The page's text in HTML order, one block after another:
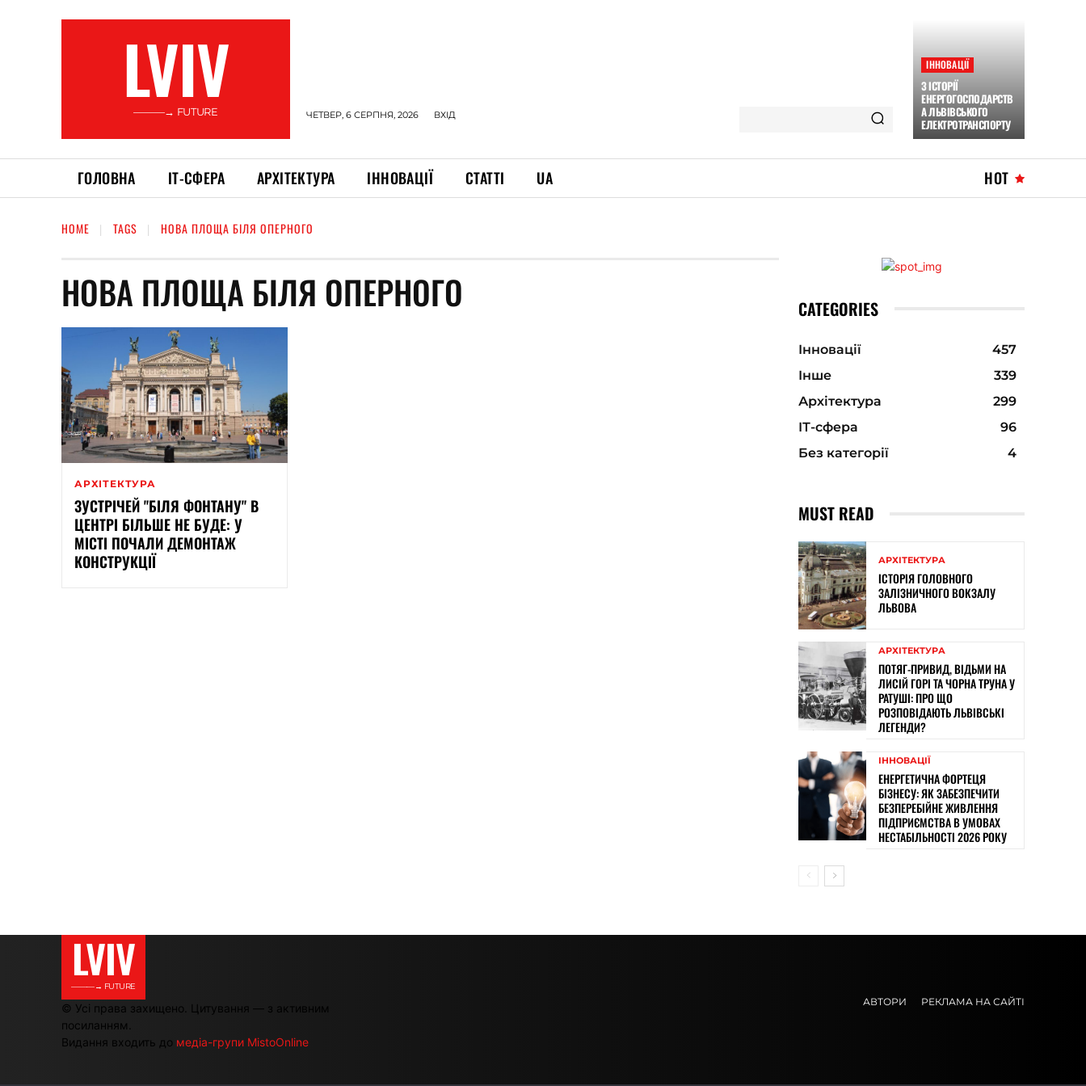
LVIV
———→ FUTURE ЧЕТВЕР, 6 СЕРПНЯ, 2026 ВХІД
ІННОВАЦІЇ
З ІСТОРІЇ
ЕНЕРГОГОСПОДАРСТВ
А ЛЬВІВСЬКОГО
ЕЛЕКТРОТРАНСПОРТУ
ГОЛОВНА ІТ-СФЕРА АРХІТЕКТУРА ІННОВАЦІЇ СТАТТІ UA HOT
HOME TAGS НОВА ПЛОЩА БІЛЯ ОПЕРНОГО
НОВА ПЛОЩА БІЛЯ ОПЕРНОГО
АРХІТЕКТУРА
ЗУСТРІЧЕЙ "БІЛЯ ФОНТАНУ" В
ЦЕНТРІ БІЛЬШЕ НЕ БУДЕ: У
МІСТІ ПОЧАЛИ ДЕМОНТАЖ
КОНСТРУКЦІЇ
CATEGORIES
Інновації
457
Інше
339
Архітектура
299
ІТ-сфера
96
Без категорії
4
MUST READ
АРХІТЕКТУРА
ІСТОРІЯ ГОЛОВНОГО
ЗАЛІЗНИЧНОГО ВОКЗАЛУ
ЛЬВОВА
АРХІТЕКТУРА
ПОТЯГ-ПРИВИД, ВІДЬМИ НА
ЛИСІЙ ГОРІ ТА ЧОРНА ТРУНА У
РАТУШІ: ПРО ЩО
РОЗПОВІДАЮТЬ ЛЬВІВСЬКІ
ЛЕГЕНДИ?
ІННОВАЦІЇ
ЕНЕРГЕТИЧНА ФОРТЕЦЯ
БІЗНЕСУ: ЯК ЗАБЕЗПЕЧИТИ
БЕЗПЕРЕБІЙНЕ ЖИВЛЕННЯ
ПІДПРИЄМСТВА В УМОВАХ
НЕСТАБІЛЬНОСТІ 2026 РОКУ
LVIV
———→ FUTURE
© Усі права захищено. Цитування — з активним
посиланням.
Видання входить до медіа-групи MistoOnline
АВТОРИ РЕКЛАМА НА САЙТІ